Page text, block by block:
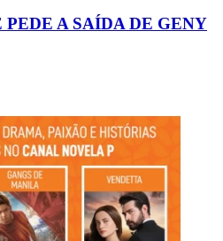
A SAÍDA DE GENY